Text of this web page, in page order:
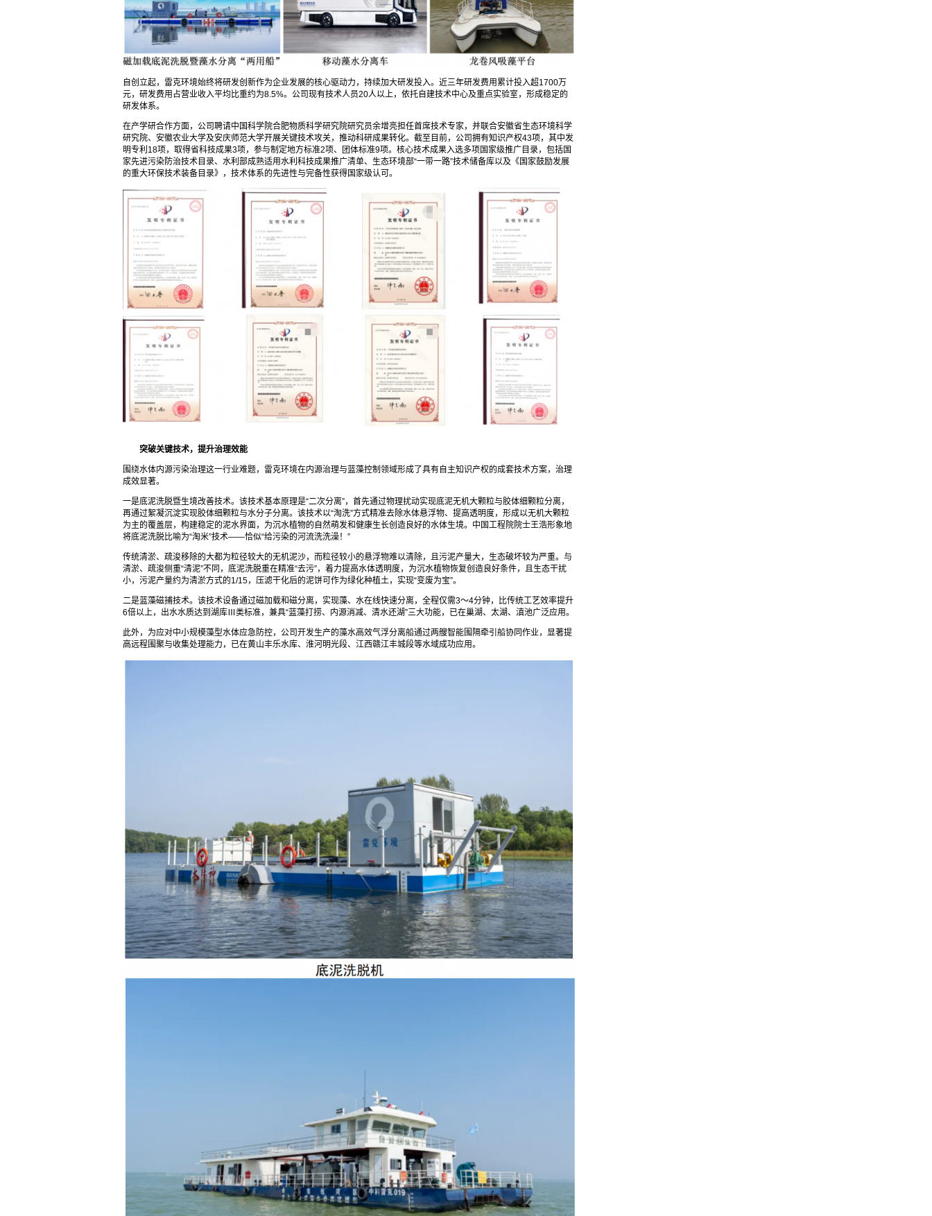
自创立起，雷克环境始终将研发创新作为企业发展的核心驱动力，持续加大研发投入。近三年研发费用累计投入超1700万
元，研发费用占营业收入平均比重约为8.5%。公司现有技术人员20人以上，依托自建技术中心及重点实验室，形成稳定的
研发体系。
在产学研合作方面，公司聘请中国科学院合肥物质科学研究院研究员余增亮担任首席技术专家，并联合安徽省生态环境科学
研究院、安徽农业大学及安庆师范大学开展关键技术攻关，推动科研成果转化。截至目前，公司拥有知识产权43项，其中发
明专利18项，取得省科技成果3项，参与制定地方标准2项、团体标准9项。核心技术成果入选多项国家级推广目录，包括国
家先进污染防治技术目录、水利部成熟适用水利科技成果推广清单、生态环境部“一带一路”技术储备库以及《国家鼓励发展
的重大环保技术装备目录》，技术体系的先进性与完备性获得国家级认可。
突破关键技术，提升治理效能
围绕水体内源污染治理这一行业难题，雷克环境在内源治理与蓝藻控制领域形成了具有自主知识产权的成套技术方案，治理
成效显著。
一是底泥洗脱暨生境改善技术。该技术基本原理是“二次分离”，首先通过物理扰动实现底泥无机大颗粒与胶体细颗粒分离，
再通过絮凝沉淀实现胶体细颗粒与水分子分离。该技术以“淘洗”方式精准去除水体悬浮物、提高透明度，形成以无机大颗粒
为主的覆盖层，构建稳定的泥水界面，为沉水植物的自然萌发和健康生长创造良好的水体生境。中国工程院院士王浩形象地
将底泥洗脱比喻为“淘米”技术——恰似“给污染的河流洗洗澡！”
传统清淤、疏浚移除的大都为粒径较大的无机泥沙，而粒径较小的悬浮物难以清除，且污泥产量大，生态破坏较为严重。与
清淤、疏浚侧重“清泥”不同，底泥洗脱重在精准“去污”，着力提高水体透明度，为沉水植物恢复创造良好条件，且生态干扰
小，污泥产量约为清淤方式的1/15，压滤干化后的泥饼可作为绿化种植土，实现“变废为宝”。
二是蓝藻磁捕技术。该技术设备通过磁加载和磁分离，实现藻、水在线快速分离，全程仅需3～4分钟，比传统工艺效率提升
6倍以上，出水水质达到湖库Ⅲ类标准，兼具“蓝藻打捞、内源消减、清水还湖”三大功能，已在巢湖、太湖、滇池广泛应用。
此外，为应对中小规模藻型水体应急防控，公司开发生产的藻水高效气浮分离船通过两艘智能围隔牵引船协同作业，显著提
高远程围聚与收集处理能力，已在黄山丰乐水库、淮河明光段、江西赣江丰城段等水域成功应用。